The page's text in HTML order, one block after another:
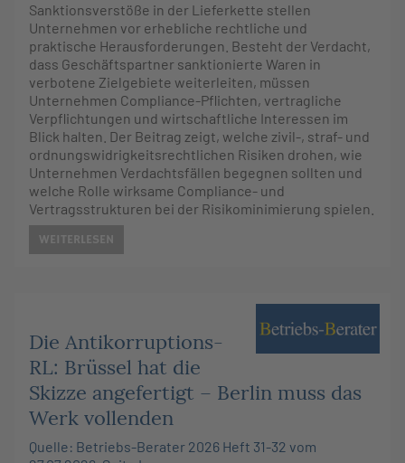
Sanktionsverstöße in der Lieferkette stellen
Unternehmen vor erhebliche rechtliche und
praktische Herausforderungen. Besteht der Verdacht,
dass Geschäftspartner sanktionierte Waren in
verbotene Zielgebiete weiterleiten, müssen
Unternehmen Compliance-Pflichten, vertragliche
Verpflichtungen und wirtschaftliche Interessen im
Blick halten. Der Beitrag zeigt, welche zivil-, straf- und
ordnungswidrigkeitsrechtlichen Risiken drohen, wie
Unternehmen Verdachtsfällen begegnen sollten und
welche Rolle wirksame Compliance- und
Vertragsstrukturen bei der Risikominimierung spielen.
WEITERLESEN
Die Antikorruptions-
RL: Brüssel hat die
Skizze angefertigt – Berlin muss das
Werk vollenden
Quelle: Betriebs-Berater 2026 Heft 31-32 vom